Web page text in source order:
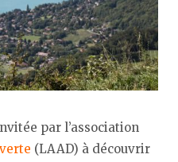
par l’association
(LAAD) à découvrir